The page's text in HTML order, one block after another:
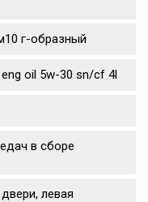
г-образный
oil 5w-30 sn/cf 4l
в сборе
левая